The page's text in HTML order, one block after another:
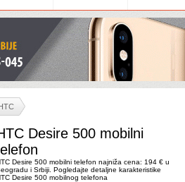
Desire 500 mobilni
Desire 500 mobilni telefon najniža cena: 194 € u
i Srbiji. Pogledajte detaljne karakteristike
Desire 500 mobilnog telefona